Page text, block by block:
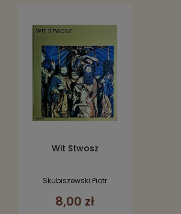
Wit Stwosz
Skubiszewski Piotr
8,00 zł